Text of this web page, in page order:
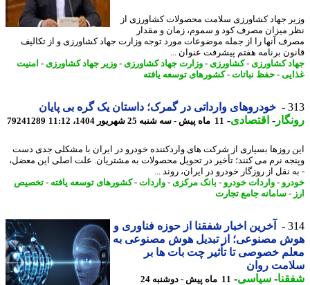
جهاد کشاورزی سلامت محصولات کشاورزی از
میزان مصرف کود و سموم، زمان و مقدار
آنها را از جمله موضوعات مورد توجه وزارت جهاد کشاورزی و از تکالیف
برنامه هفتم پیشرفت عنوان ...
کشاورزی- کشاورزی- وزارت جهاد کشاورزی- وزیر جهاد کشاورزی- امنیت
- حفظ نباتات-کشورهای توسعه یافته
خودروهای وارداتی در گمرک؛ داستان یک گره بی پایان
-اقتصادی-11 ماه پیش - سه شنبه 25 شهریور 1404، 11:12 79241289
روزها بسیاری از شرکت های واردکننده خودرو در ایران با مشکلی جدی دست
نرم می کنند؛ تأخیر در تحویل محصولات به مشتریان. علت اصلی این معضل،
نقل از روزگار خودرو در ایران، روند ...
-واردات خودرو-بانک مرکزی - واردات - کشورهای توسعه یافته -تخصیص
سامانه جامع تجارت
آخرین اخبار شفقنا از حوزه فناوری و
مصنوعی؛ از تبدیل هوش مصنوعی به
خصوصی تا تأثیر چت بات ها بر
روان
-سیاسی-
11 ماه پیش - دوشنبه 24